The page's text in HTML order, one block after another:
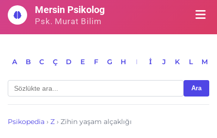
İçeriğe
geç
Mersin Psikolog
Psk. Murat Bilim
A B C Ç D E F G H I İ J K L M
Ara
Psikopedia › Z › Zihin yaşam alçaklığı